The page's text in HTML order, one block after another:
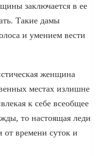
заключается в ее
Такие дамы
и умением вести
женщина
местах излишне
к себе всеобщее
то настоящая леди
от времени суток и